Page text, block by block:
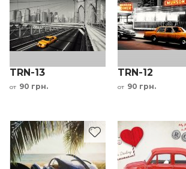
TRN-13
от 90 грн.
TRN-12
от 90 грн.